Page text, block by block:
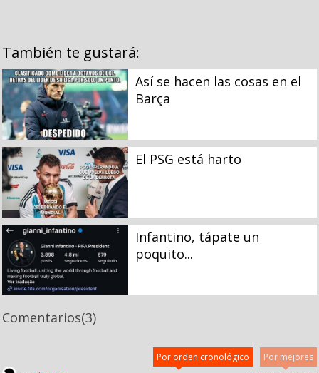
También te gustará:
Así se hacen las cosas en el
Barça
El PSG está harto
Infantino, tápate un
poquito...
Comentarios(3)
Por mejores
Por orden cronológico